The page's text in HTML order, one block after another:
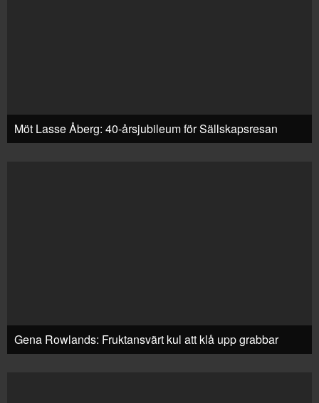
Möt Lasse Åberg: 40-årsjubileum för Sällskapsresan
Gena Rowlands: Fruktansvärt kul att klå upp grabbar